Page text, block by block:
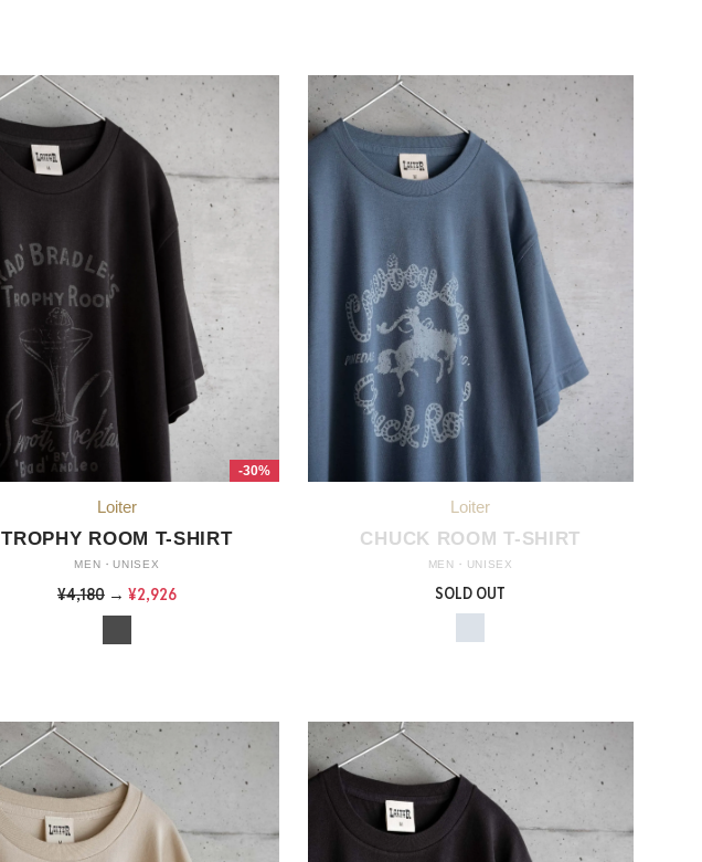
-30%
TROPHY ROOM T-SHIRT
MEN・UNISEX
¥4,180→ ¥2,926
CHUCK ROOM T-SHIRT
MEN・UNISEX
SOLD OUT